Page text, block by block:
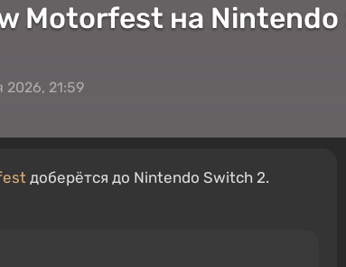
Motorfest на
21:59
доберётся до Nintendo Switch 2.